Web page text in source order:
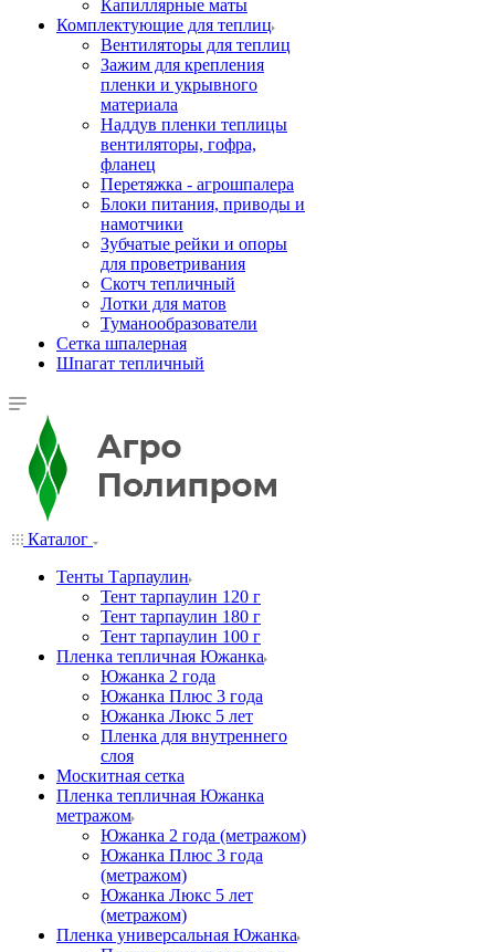
Капиллярные маты
Комплектующие для теплиц
Вентиляторы для теплиц
Зажим для крепления
пленки и укрывного
материала
Наддув пленки теплицы
вентиляторы, гофра,
фланец
Перетяжка - агрошпалера
Блоки питания, приводы и
намотчики
Зубчатые рейки и опоры
для проветривания
Скотч тепличный
Лотки для матов
Туманообразователи
Сетка шпалерная
Шпагат тепличный
Каталог
Тенты Тарпаулин
Тент тарпаулин 120 г
Тент тарпаулин 180 г
Тент тарпаулин 100 г
Пленка тепличная Южанка
Южанка 2 года
Южанка Плюс 3 года
Южанка Люкс 5 лет
Пленка для внутреннего
слоя
Москитная сетка
Пленка тепличная Южанка
метражом
Южанка 2 года (метражом)
Южанка Плюс 3 года
(метражом)
Южанка Люкс 5 лет
(метражом)
Пленка универсальная Южанка